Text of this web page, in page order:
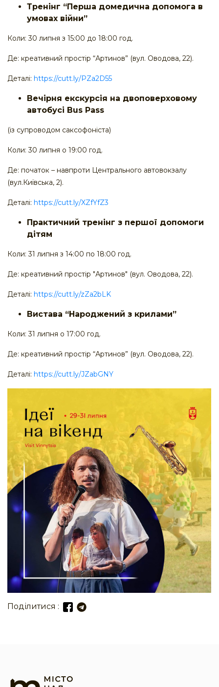
Тренінг “Перша домедична допомога в
умовах війни”
Коли: 30 липня з 15:00 до 18:00 год.
Де: креативний простір “Артинов” (вул. Оводова, 22).
Деталі: https://cutt.ly/PZa2D55
Вечірня екскурсія на двоповерховому
автобусі Bus Pass
(із супроводом саксофоніста)
Коли: 30 липня о 19:00 год.
Де: початок – навпроти Центрального автовокзалу
(вул.Київська, 2).
Деталі: https://cutt.ly/XZfYfZ3
Практичний тренінг з першої допомоги
дітям
Коли: 31 липня з 14:00 по 18:00 год.
Де: креативний простір "Артинов" (вул. Оводова, 22).
Деталі: https://cutt.ly/zZa2bLK
Вистава “Народжений з крилами”
Коли: 31 липня о 17:00 год.
Де: креативний простір “Артинов” (вул. Оводова, 22).
Деталі: https://cutt.ly/JZabGNY
Поділитися :